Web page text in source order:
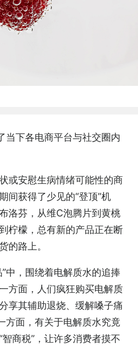
当下各电商平台与社交圈内
或安慰生病情绪可能性的商
间获得了少见的“登顶”机
洛芬，从维C泡腾片到黄桃
柠檬，总有新的产品正在断
的路上。
中，围绕着电解质水的追捧
方面，人们疯狂购买电解质
享其辅助退烧、缓解嗓子痛
方面，有关于电解质水究竟
商税”，让许多消费者摸不